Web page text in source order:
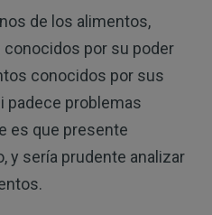
de los alimentos,
por su poder
conocidos por sus
padece problemas
es que presente
y sería prudente analizar